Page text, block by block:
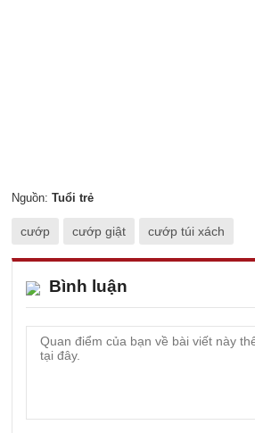
Nguồn: Tuổi trẻ
cướp cướp giật cướp túi xách
Bình luận